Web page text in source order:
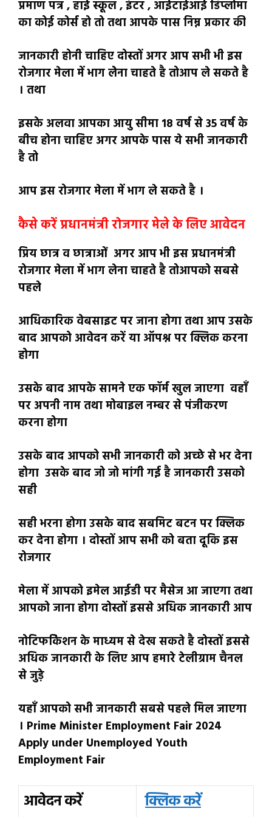
प्रमाण पत्र , हाई स्कूल , इंटर , आईटाईआई डिप्लोमा
का कोई कोर्स हो तो तथा आपके पास निम्न प्रकार की
जानकारी होनी चाहिए दोस्तों अगर आप सभी भी इस
रोजगार मेला में भाग लेेना चाहते है तोआप ले सकते है
। तथा
इसके अलवा आपका आयु सीमा 18 वर्ष से 35 वर्ष के
बीच होना चाहिए अगर आपके पास ये सभी जानकारी
है तो
आप इस रोजगार मेला में भाग ले सकते है ।
कैसे करें प्रधानमंत्री रोजगार मेले के लिए आवेदन
प्रिय छात्र व छात्राओं अगर आप भी इस प्रधानमंत्री
रोजगार मेला में भाग लेना चाहते है तोआपको सबसे
पहले
आधिकारिक वेबसाइट पर जाना होगा तथा आप उसके
बाद आपको आवेदन करें या ऑपश्न पर क्लिक करना
होगा
उसके बाद आपके सामने एक फॉर्म खुल जाएगा वहाँ
पर अपनी नाम तथा मोबाइल नम्बर से पंजीकरण
करना होगा
उसके बाद आपको सभी जानकारी को अच्छे से भर देना
होगा उसके बाद जो जो मांगी गई है जानकारी उसको
सही
सही भरना होगा उसके बाद सबमिट बटन पर क्लिक
कर देना होगा । दोस्तों आप सभी को बता दूकि इस
रोजगार
मेला में आपको इमेल आईडी पर मैसेज आ जाएगा तथा
आपको जाना होगा दोस्तों इससे अधिक जानकारी आप
नोटिफकिेशन के माध्यम से देख सकते है दोस्तों इससे
अधिक जानकारी के लिए आप हमारे टेलीग्राम चैनल
से जुड़े
यहाँ आपको सभी जानकारी सबसे पहले मिल जाएगा
। Prime Minister Employment Fair 2024
Apply under Unemployed Youth
Employment Fair
आवेदन करें
क्लिक करें